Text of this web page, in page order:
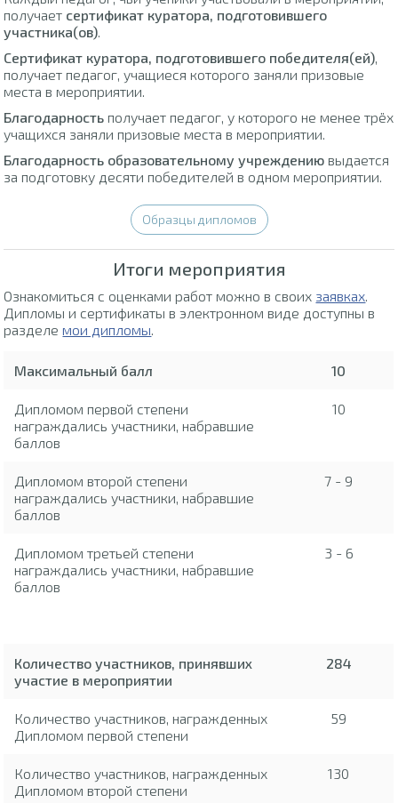
получает сертификат куратора, подготовившего
участника(ов).
Сертификат куратора, подготовившего победителя(ей),
получает педагог, учащиеся которого заняли призовые
места в мероприятии.
Благодарность получает педагог, у которого не менее трёх
учащихся заняли призовые места в мероприятии.
Благодарность образовательному учреждению выдается
за подготовку десяти победителей в одном мероприятии.
Образцы дипломов
Итоги мероприятия
Ознакомиться с оценками работ можно в своих заявках.
Дипломы и сертификаты в электронном виде доступны в
разделемои дипломы.
Максимальный балл 10
Дипломом первой степени
награждались участники, набравшие
баллов
10
Дипломом второй степени
награждались участники, набравшие
баллов
7 - 9
Дипломом третьей степени
награждались участники, набравшие
баллов
3 - 6
Количество участников, принявших
участие в мероприятии
284
Количество участников, награжденных
Дипломом первой степени
59
Количество участников, награжденных
Дипломом второй степени
130